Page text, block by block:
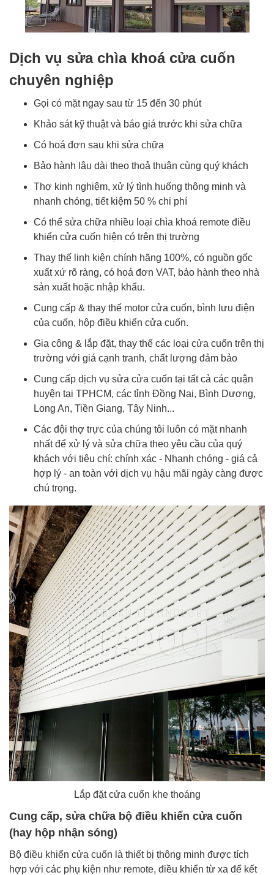
Dịch vụ sửa chìa khoá cửa cuốn
chuyên nghiệp
Gọi có mặt ngay sau từ 15 đến 30 phút
Khảo sát kỹ thuật và báo giá trước khi sửa chữa
Có hoá đơn sau khi sửa chữa
Bảo hành lâu dài theo thoả thuận cùng quý khách
Thợ kinh nghiệm, xử lý tình huống thông minh và
nhanh chóng, tiết kiệm 50 % chi phí
Có thể sửa chữa nhiều loại chìa khoá remote điều
khiển cửa cuốn hiện có trên thị trường
Thay thế linh kiện chính hãng 100%, có nguồn gốc
xuất xứ rõ ràng, có hoá đơn VAT, bảo hành theo nhà
sản xuất hoặc nhập khẩu.
Cung cấp & thay thế motor cửa cuốn, bình lưu điện
của cuốn, hộp điều khiển cửa cuốn.
Gia công & lắp đặt, thay thế các loại cửa cuốn trên thị
trường với giá cạnh tranh, chất lượng đảm bảo
Cung cấp dịch vụ sửa cửa cuốn tại tất cả các quận
huyện tại TPHCM, các tỉnh Đồng Nai, Bình Dương,
Long An, Tiền Giang, Tây Ninh...
Các đội thợ trực của chúng tôi luôn có mặt nhanh
nhất để xử lý và sửa chữa theo yêu cầu của quý
khách với tiêu chí: chính xác - Nhanh chóng - giá cả
hợp lý - an toàn với dịch vụ hậu mãi ngày càng được
chú trọng.
Lắp đặt cửa cuốn khe thoáng
Cung cấp, sửa chữa bộ điều khiển cửa cuốn
(hay hộp nhận sóng)
Bộ điều khiển cửa cuốn là thiết bị thông minh được tích
hợp với các phụ kiện như remote, điều khiển từ xa để kết